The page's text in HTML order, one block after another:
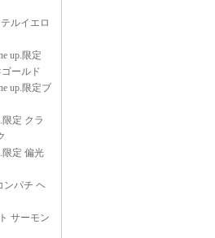
ルイエロ
up.限定
ールド
up.限定ブ
限定 クラ
限定 偏光
ンパチ ヘ
サーモン